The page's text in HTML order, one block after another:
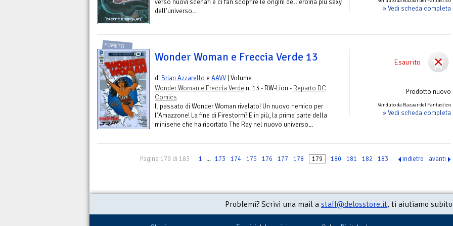
» Vedi scheda completa
dell'universo...
Esaurito
Prodotto nuovo
Venduto da Bazaar del Fantastico
» Vedi scheda completa
FUMETTI
Wonder Woman e Freccia Verde 13
di Brian Azzarello e AAVV | Volume
Wonder Woman e Freccia Verde n. 13 - RW-Lion - Reparto DC
Comics
Il passato di Wonder Woman rivelato! Un nuovo nemico per
l'Amazzone! La fine di Firestorm? E in più, la prima parte della
miniserie che ha riportato The Ray nel nuovo universo...
Pagina 179 di 183 1 ... 173 174 175 176 177 178 179 180 181 182 183 indietro avanti
Problemi? Scrivi una mail a staff@delosstore.it, ti aiutiamo